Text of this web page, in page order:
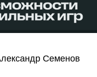
Семенов